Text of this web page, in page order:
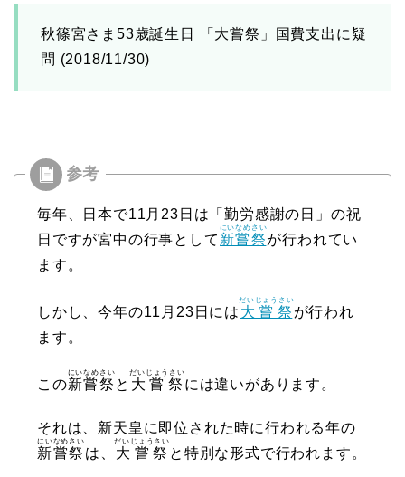
秋篠宮さま53歳誕生日 「大嘗祭」国費支出に疑
問 (2018/11/30)
毎年、日本で11月23日は「勤労感謝の日」の祝
日ですが宮中の行事として 新嘗祭
にいなめさい
が行われてい
ます。
しかし、今年の11月23日には 大嘗祭
だいじょうさい
が行われ
ます。
この新嘗祭
にいなめさい
と 大嘗祭
だいじょうさい
には違いがあります。
それは、新天皇に即位された時に行われる年の
新嘗祭
にいなめさい
は、 大嘗祭
だいじょうさい
と特別な形式で行われます。